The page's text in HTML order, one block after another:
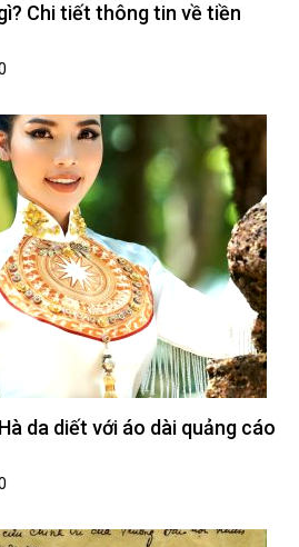
Chi tiết thông tin về tiền
da diết với áo dài quảng cáo